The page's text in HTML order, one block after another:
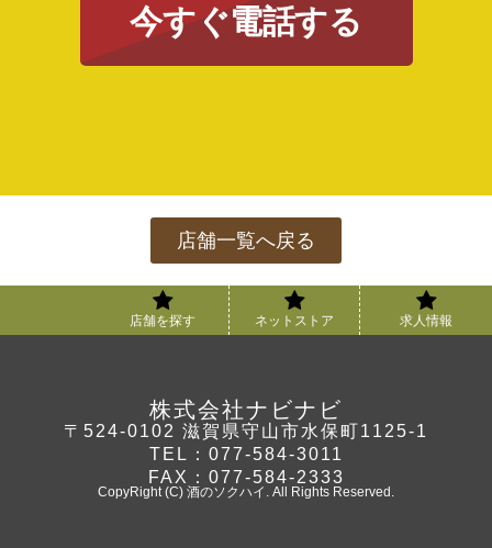
今すぐ電話する
店舗一覧へ戻る
店舗を探す ネットストア 求人情報
株式会社ナビナビ
〒524-0102 滋賀県守山市水保町1125-1
TEL：077-584-3011
FAX：077-584-2333
CopyRight (C) 酒のソクハイ. All Rights Reserved.